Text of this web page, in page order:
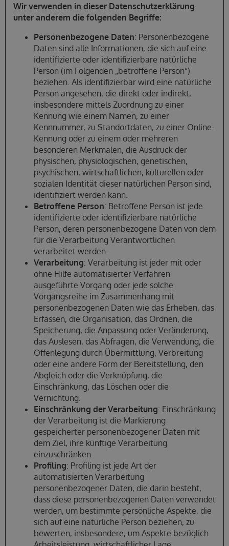
Wir verwenden in dieser Datenschutzerklärung
unter anderem die folgenden Begriffe:
Personenbezogene Daten: Personenbezogene
Daten sind alle Informationen, die sich auf eine
identifizierte oder identifizierbare natürliche
Person (im Folgenden „betroffene Person“)
beziehen. Als identifizierbar wird eine natürliche
Person angesehen, die direkt oder indirekt,
insbesondere mittels Zuordnung zu einer
Kennung wie einem Namen, zu einer
Kennnummer, zu Standortdaten, zu einer Online-
Kennung oder zu einem oder mehreren
besonderen Merkmalen, die Ausdruck der
physischen, physiologischen, genetischen,
psychischen, wirtschaftlichen, kulturellen oder
sozialen Identität dieser natürlichen Person sind,
identifiziert werden kann.
Betroffene Person: Betroffene Person ist jede
identifizierte oder identifizierbare natürliche
Person, deren personenbezogene Daten von dem
für die Verarbeitung Verantwortlichen
verarbeitet werden.
Verarbeitung: Verarbeitung ist jeder mit oder
ohne Hilfe automatisierter Verfahren
ausgeführte Vorgang oder jede solche
Vorgangsreihe im Zusammenhang mit
personenbezogenen Daten wie das Erheben, das
Erfassen, die Organisation, das Ordnen, die
Speicherung, die Anpassung oder Veränderung,
das Auslesen, das Abfragen, die Verwendung, die
Offenlegung durch Übermittlung, Verbreitung
oder eine andere Form der Bereitstellung, den
Abgleich oder die Verknüpfung, die
Einschränkung, das Löschen oder die
Vernichtung.
Einschränkung der Verarbeitung: Einschränkung
der Verarbeitung ist die Markierung
gespeicherter personenbezogener Daten mit
dem Ziel, ihre künftige Verarbeitung
einzuschränken.
Profiling: Profiling ist jede Art der
automatisierten Verarbeitung
personenbezogener Daten, die darin besteht,
dass diese personenbezogenen Daten verwendet
werden, um bestimmte persönliche Aspekte, die
sich auf eine natürliche Person beziehen, zu
bewerten, insbesondere, um Aspekte bezüglich